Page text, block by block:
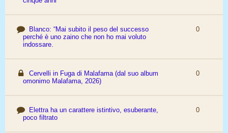
Blanco: “Mai subito il peso del successo
perché è uno zaino che non ho mai voluto
indossare.
0
Cervelli in Fuga di Malafama (dal suo album
omonimo Malafama, 2026)
0
Elettra ha un carattere istintivo, esuberante,
poco filtrato
0